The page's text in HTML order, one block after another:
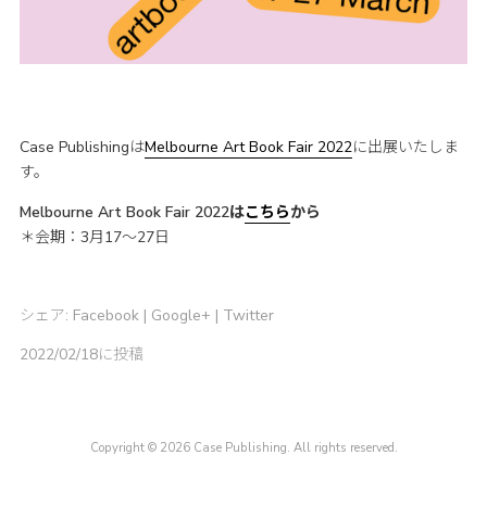
Case PublishingはMelbourne Art Book Fair 2022に出展いたしま
す。
Melbourne Art Book Fair 2022はこちらから
＊会期：3月17〜27日
シェア: Facebook| Google+ | Twitter
2022/02/18に投稿
Copyright © 2026 Case Publishing. All rights reserved.